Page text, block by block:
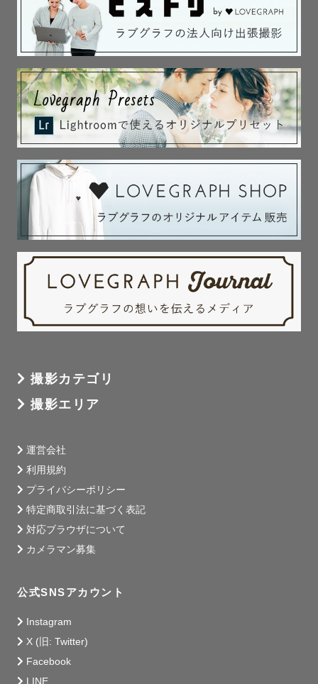
撮影カテゴリ
撮影エリア
運営会社
利用規約
プライバシーポリシー
特定商取引法に基づく表記
対応ブラウザについて
カメラマン募集
公式SNSアカウント
Instagram
X (旧: Twitter)
Facebook
LINE